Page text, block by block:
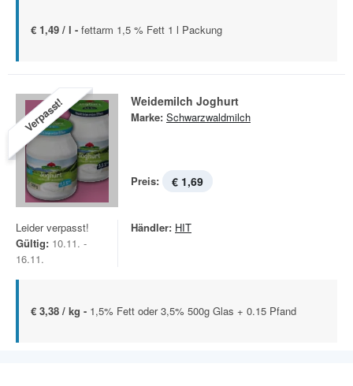
€ 1,49 / l - fettarm 1,5 % Fett 1 l Packung
Verpasst! Weidemilch Joghurt
Marke: Schwarzwaldmilch
Preis: € 1,69
Leider verpasst!
Gültig: 10.11. -
16.11.
Händler: HIT
€ 3,38 / kg - 1,5% Fett oder 3,5% 500g Glas + 0.15 Pfand